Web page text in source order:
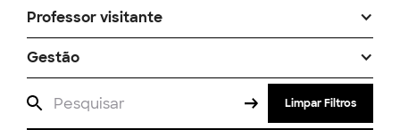
Professor visitante
Gestão
Limpar Filtros